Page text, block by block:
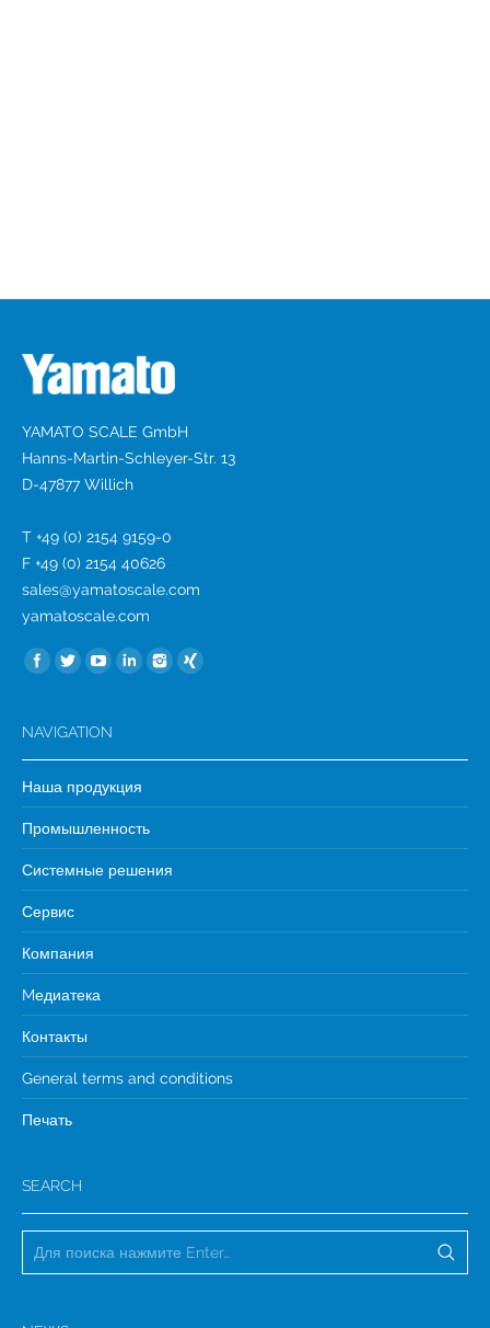
YAMATO SCALE GmbH
Hanns-Martin-Schleyer-Str. 13
D-47877 Willich
T +49 (0) 2154 9159-0
F +49 (0) 2154 40626
sales@yamatoscale.com
yamatoscale.com
Найдите нас:
NAVIGATION
Наша продукция
Промышленность
Системные решения
Сервис
Компания
Mедиатека
Контакты
General terms and conditions
Печать
SEARCH